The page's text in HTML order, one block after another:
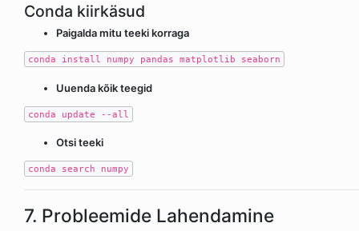
Conda kiirkäsud
Paigalda mitu teeki korraga
conda install numpy pandas matplotlib seaborn
Uuenda kõik teegid
conda update --all
Otsi teeki
conda search numpy
7. Probleemide Lahendamine